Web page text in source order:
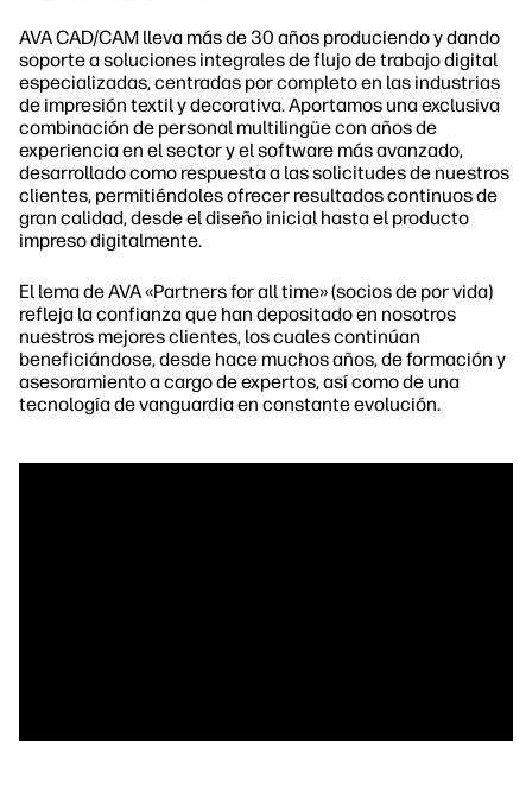
AVA CAD/CAM lleva más de 30 años produciendo y dando
soporte a soluciones integrales de flujo de trabajo digital
especializadas, centradas por completo en las industrias
de impresión textil y decorativa. Aportamos una exclusiva
combinación de personal multilingüe con años de
experiencia en el sector y el software más avanzado,
desarrollado como respuesta a las solicitudes de nuestros
clientes, permitiéndoles ofrecer resultados continuos de
gran calidad, desde el diseño inicial hasta el producto
impreso digitalmente.
El lema de AVA «Partners for all time» (socios de por vida)
refleja la confianza que han depositado en nosotros
nuestros mejores clientes, los cuales continúan
beneficiándose, desde hace muchos años, de formación y
asesoramiento a cargo de expertos, así como de una
tecnología de vanguardia en constante evolución.